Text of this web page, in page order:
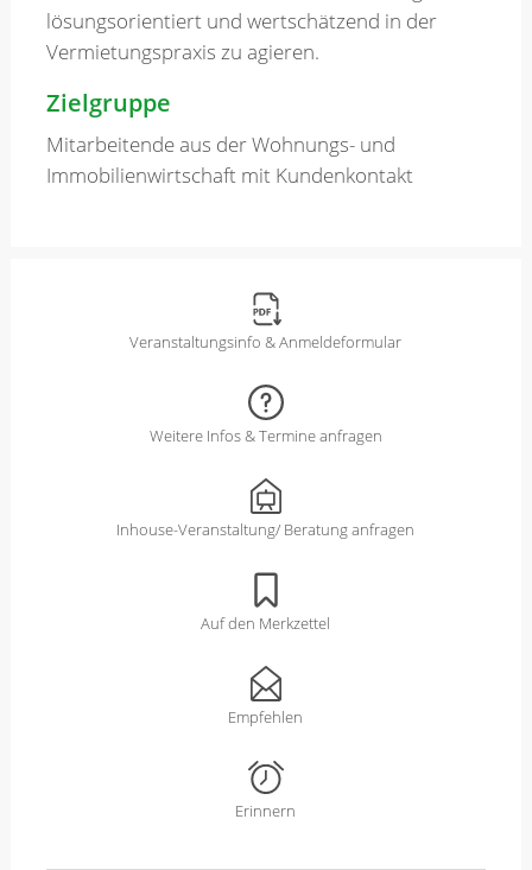
lösungsorientiert und wertschätzend in der
Vermietungspraxis zu agieren.
Zielgruppe
Mitarbeitende aus der Wohnungs- und
Immobilienwirtschaft mit Kundenkontakt
Veranstaltungsinfo & Anmeldeformular
Weitere Infos & Termine anfragen
Inhouse-Veranstaltung/ Beratung anfragen
Auf den Merkzettel
Empfehlen
Erinnern